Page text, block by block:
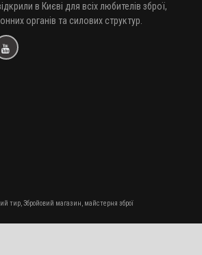
в Києві для всіх любителів зброї,
органів та силових структур.
тир, Збройовий магазин, майстерня зброї